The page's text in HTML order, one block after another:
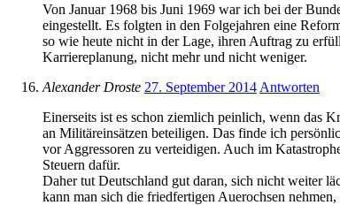
Von Januar 1968 bis Juni 1969 war ich bei der
eingestellt. Es folgten in den Folgejahren eine
so wie heute nicht in der Lage, ihren Auftrag zu
Karriereplanung, nicht mehr und nicht weniger.
Alexander Droste 27. September 2014 Antworten
Einerseits ist es schon ziemlich peinlich, wenn das
an Militäreinsätzen beteiligen. Das finde ich
vor Aggressoren zu verteidigen. Auch im
Steuern dafür.
Daher tut Deutschland gut daran, sich nicht weiter
kann man sich die friedfertigen Auerochsen